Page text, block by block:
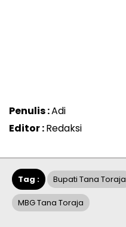
Penulis :Adi
Editor :Redaksi
Tag : Bupati Tana Toraja
MBG Tana Toraja